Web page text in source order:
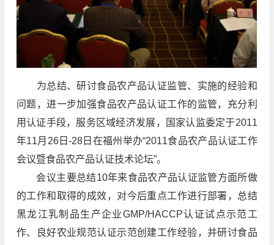
为总结、研讨食品农产品认证监管、实施的经验和
问题，进一步加强食品农产品认证工作的监管，充分利
用认证手段，服务区域经济发展，国家认监委定于2011
年11月26日-28日在福州举办“2011食品农产品认证工作
会议暨食品农产品认证技术论坛”。
会议主要总结10年来食品农产品认证监管方面所做
的工作和取得的成效，对今后重点工作进行部署，总结
黑龙江乳制品生产企业GMP/HACCP认证试点示范工
作、良好农业规范认证示范创建工作经验，并研讨食品